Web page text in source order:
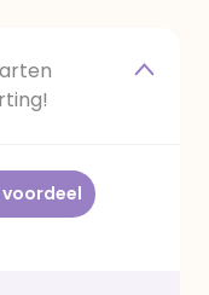
voordeel